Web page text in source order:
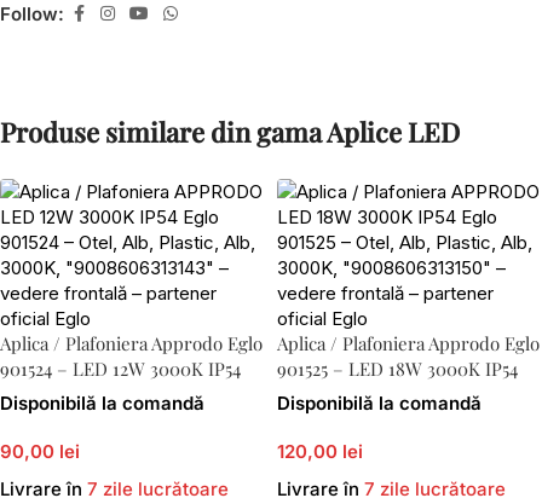
Follow:
Produse similare din gama Aplice LED
Aplica / Plafoniera Approdo Eglo
901524 – LED 12W 3000K IP54
Disponibilă la comandă
90,00 lei
Livrare în 7 zile lucrătoare
Aplica / Plafoniera Approdo Eglo
901525 – LED 18W 3000K IP54
Disponibilă la comandă
120,00 lei
Livrare în 7 zile lucrătoare